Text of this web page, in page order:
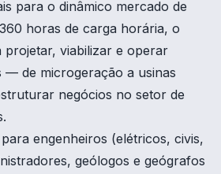
para o dinâmico mercado de
horas de carga horária, o
viabilizar e operar
— de microgeração a usinas
negócios no setor de
engenheiros (elétricos, civis,
geólogos e geógrafos